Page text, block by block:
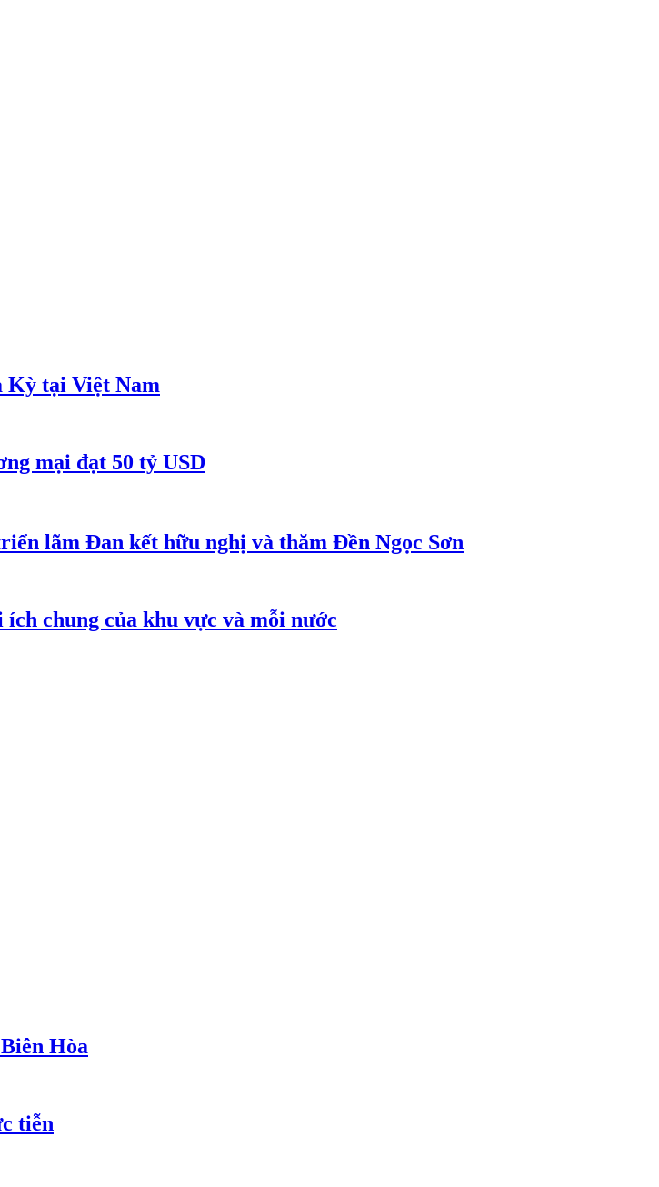
Kỳ tại Việt Nam
mại đạt 50 tỷ USD
lãm Đan kết hữu nghị và thăm Đền Ngọc Sơn
chung của khu vực và mỗi nước
Hòa
tiễn